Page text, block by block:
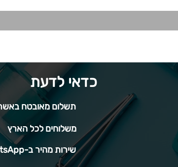
כדאי לדעת
תשלום מאובטח
משלוחים לכל הארץ
שירות מהיר ב-WhatsApp